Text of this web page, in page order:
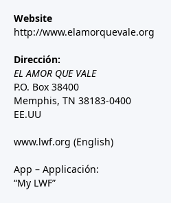
Website
http://www.elamorquevale.org
Dirección:
EL AMOR QUE VALE
P.O. Box 38400
Memphis, TN 38183-0400
EE.UU
www.lwf.org (English)
App – Applicación:
“My LWF”